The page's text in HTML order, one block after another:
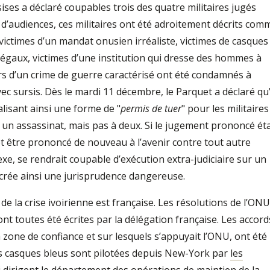
a déclaré coupables trois des quatre militaires jugés
ces militaires ont été adroitement décrits
d’un mandat onusien irréaliste, victimes de casques
victimes d’une institution qui dresse des hommes à
crime de guerre caractérisé ont été condamnés à
sursis. Dès le mardi 11 décembre, le Parquet a déclaré
ainsi une forme de "permis de tuer" pour les militaires
assassinat, mais pas à deux. Si le jugement prononcé
être prononcé de nouveau à l’avenir contre tout autre
se rendrait coupable d’exécution extra-judiciaire sur un
ainsi une jurisprudence dangereuse.
la crise ivoirienne est française. Les résolutions de
toutes été écrites par la délégation française. Les
de confiance et sur lesquels s’appuyait l’ONU, ont été
casques bleus sont pilotées depuis New-York par les